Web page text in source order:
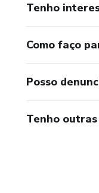
Tenho
Como faço
Posso
Tenho